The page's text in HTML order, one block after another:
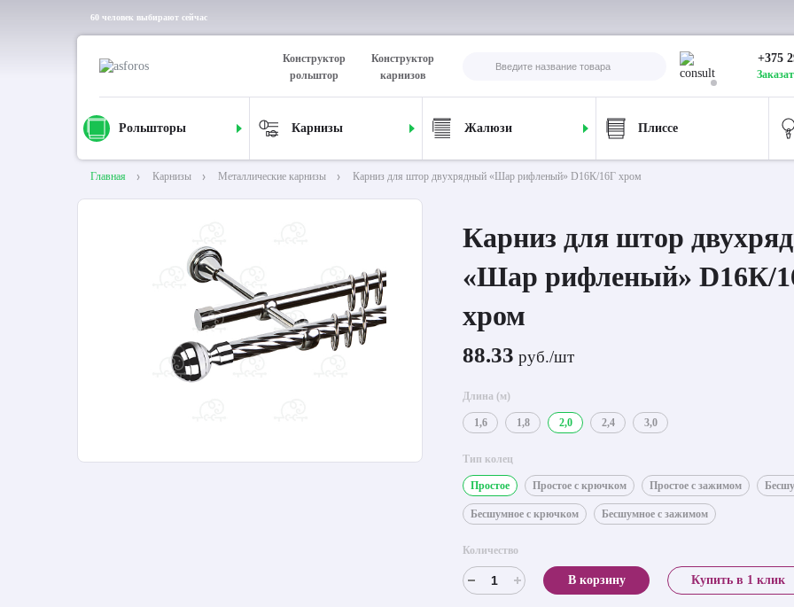
60 человек выбирают сейчас
Конструктор
рольштор
Конструктор
карнизов
+375
Рольшторы Карнизы Жалюзи Плиссе
Главная Карнизы Металлические карнизы Карниз для штор двухрядный «Шар рифленый» D16К/16Г хром
Карниз для штор
«Шар рифленый» D16К/
хром
88.33 руб./шт
Длина (м)
1,6 1,8 2,0 2,4 3,0
Тип колец
Простое Простое с крючком Простое с зажимом
Бесшумное с крючком Бесшумное с зажимом
Количество
В корзину Купить в 1 клик